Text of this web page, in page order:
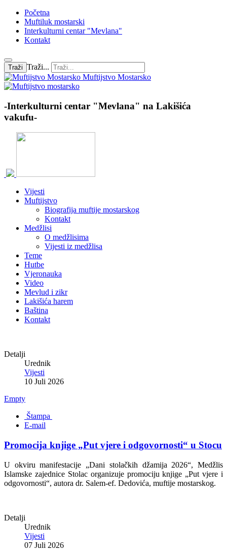
Početna
Muftiluk mostarski
Interkulturni centar "Mevlana"
Kontakt
Traži Traži...
Muftijstvo Mostarsko
-Interkulturni centar "Mevlana" na Lakišića
vakufu-
Vijesti
Muftijstvo
Biografija muftije mostarskog
Kontakt
Medžlisi
O medžlisima
Vijesti iz medžlisa
Teme
Hutbe
Vjeronauka
Video
Mevlud i zikr
Lakišića harem
Baština
Kontakt
Detalji
Urednik
Vijesti
10 Juli 2026
Empty
Štampa
E-mail
Promocija knjige „Put vjere i odgovornosti“ u Stocu
U okviru manifestacije „Dani stolačkih džamija 2026“, Medžlis
Islamske zajednice Stolac organizuje promociju knjige „Put vjere i
odgovornosti“, autora dr. Salem-ef. Dedovića, muftije mostarskog.
Detalji
Urednik
Vijesti
07 Juli 2026